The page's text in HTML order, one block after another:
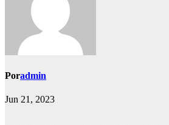
Poradmin
Jun 21, 2023